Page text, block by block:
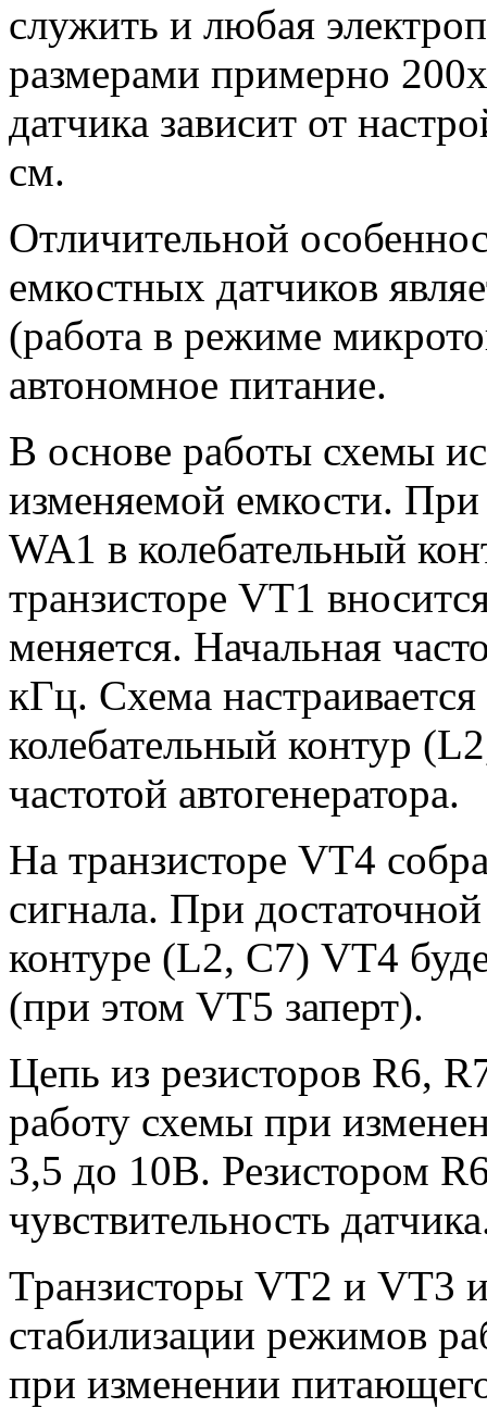
служить и любая
размерами примерно
датчика зависит от
см.
Отличительной
емкостных датчиков
(работа в режиме
автономное питание.
В основе работы схемы
изменяемой емкости.
WA1 в колебательный
транзисторе VT1
меняется. Начальная
кГц. Схема
колебательный контур
частотой автогенератора.
На транзисторе VT4
сигнала. При
контуре (L2, С7) VT4
(при этом VT5 заперт).
Цепь из резисторов R6,
работу схемы при
3,5 до 10В. Резистором
чувствительность
Транзисторы VT2 и VT3
стабилизации режимов
при изменении